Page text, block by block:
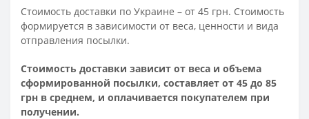
Стоимость доставки по Украине – от 45 грн. Стоимость
формируется в зависимости от веса, ценности и вида
отправления посылки.
Стоимость доставки зависит от веса и объема
сформированной посылки, составляет от 45 до 85
грн в среднем, и оплачивается покупателем при
получении.